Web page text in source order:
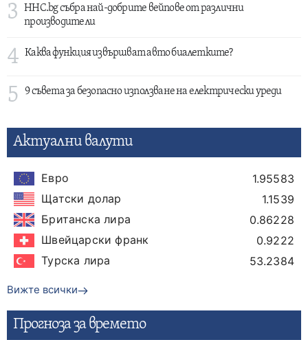
3
HHC.bg събра най-добрите вейпове от различни
производители
4 Каква функция извършват авто биалетките?
5 9 съвета за безопасно използване на електрически уреди
Актуални валути
Евро
1.95583
Щатски долар
1.1539
Британска лира
0.86228
Швейцарски франк
0.9222
Турска лира
53.2384
Вижте всички
Прогнозa за времето